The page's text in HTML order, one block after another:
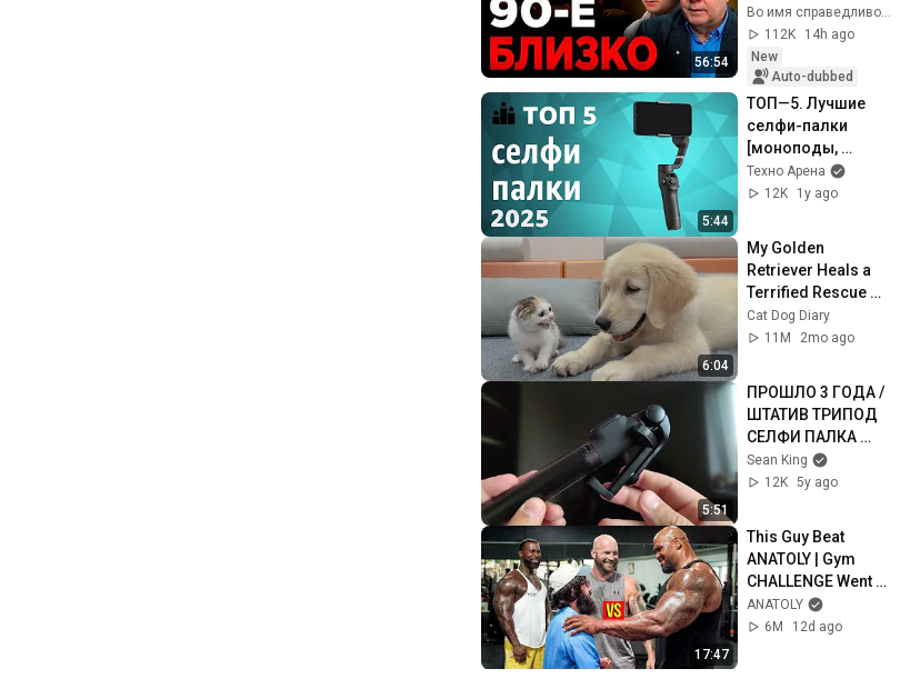
56:54
посмотрите, что
будет с вашими
деньгами уже
совсем скоро!
Во имя справедливости
112K
14h ago
New
Auto-dubbed
5:44
ТОП—5. Лучшие
селфи-палки
[моноподы,
триподы]. Рейтинг
2025 года!
Техно Арена
12K
1y ago
6:04
My Golden
Retriever Heals a
Terrified Rescue
Kitten in Just 3
Meetings!
Cat Dog Diary
11M
2mo ago
5:51
ПРОШЛО 3 ГОДА /
ШТАТИВ ТРИПОД
СЕЛФИ ПАЛКА
СЯОМИ - Xiaomi
Selfie Stick Tripod
Sean King
12K 5y ago
17:47
This Guy Beat
ANATOLY | Gym
CHALLENGE Went
Wrong
ANATOLY
6M
12d ago